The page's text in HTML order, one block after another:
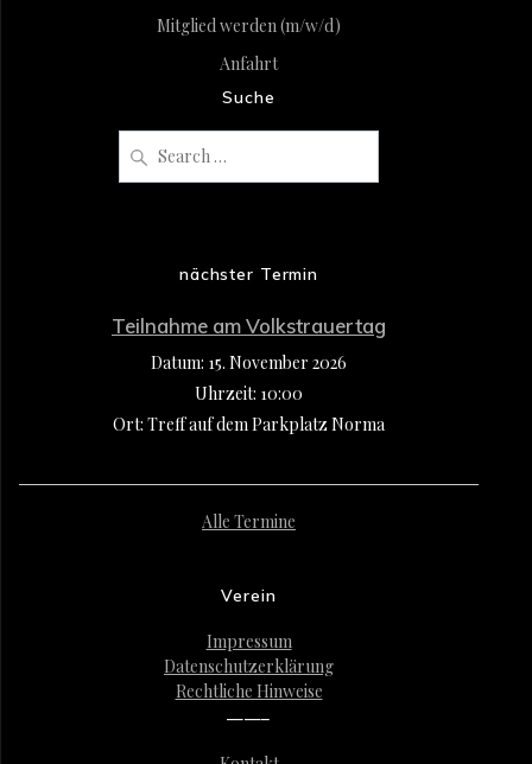
Mitglied werden (m/w/d)
Anfahrt
Suche
for:
nächster Termin
Teilnahme am Volkstrauertag
Datum: 15. November 2026
Uhrzeit: 10:00
Ort: Treff auf dem Parkplatz Norma
Alle Termine
Verein
Impressum
Datenschutzerklärung
Rechtliche Hinweise
——–